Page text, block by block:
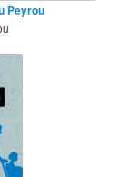
Peyrou